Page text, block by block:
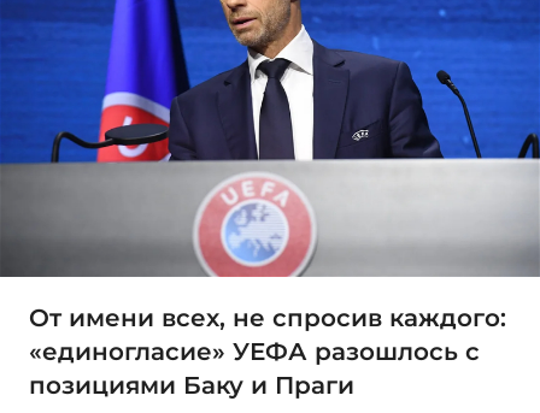
От имени всех, не спросив каждого:
«единогласие» УЕФА разошлось с
позициями Баку и Праги